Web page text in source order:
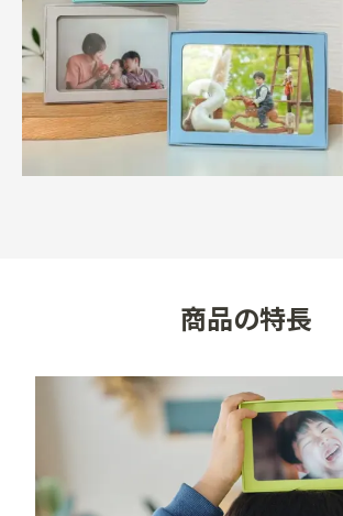
ーを押し出します。
2．説明書と飾る写真を入れ替えます。
3．箱の中に飾りたい写真を入れ、カバ
元に戻します。※戻す際にカバーの四隅
むと中の写真が安定します。
【取付方法】
・本品は写真を重ねて入れるため、湿気
に直接あたる場所に置くと、くっつきや
やすくなります。写真の管理にはご注意
・紙製品のため、湿気や水気の多い場所
けてください。
商品の特長